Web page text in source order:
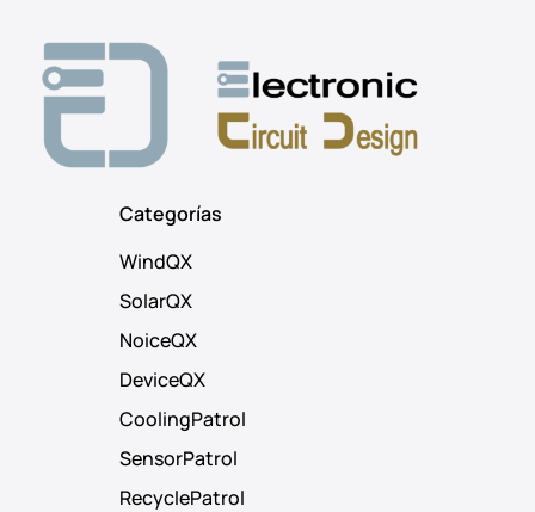
Categorías
WindQX
SolarQX
NoiceQX
DeviceQX
CoolingPatrol
SensorPatrol
RecyclePatrol